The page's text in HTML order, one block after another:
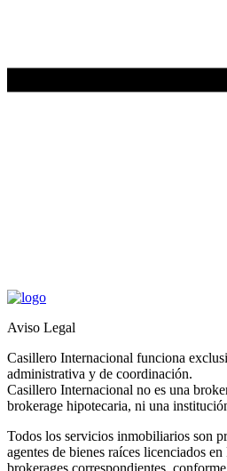
Aviso Legal
Casillero Internacional funciona
administrativa y de coordinación.
Casillero Internacional no es una
brokerage hipotecaria, ni una
Todos los servicios inmobiliarios son
agentes de bienes raíces licenciados